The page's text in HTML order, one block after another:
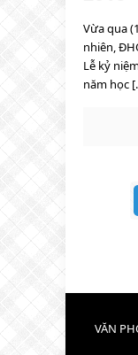
Vừa qua
nhiên,
Lễ kỷ
năm học
VĂN